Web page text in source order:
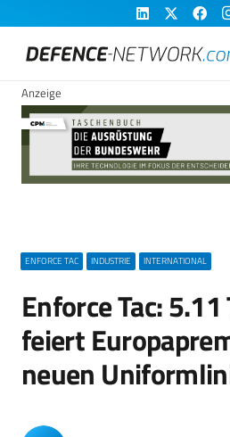
Anzeige
ENFORCE TAC INDUSTRIE INTERNATIONAL
Enforce Tac:
feiert
neuen